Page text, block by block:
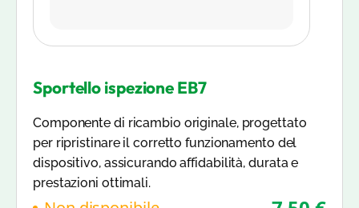
Sportello ispezione EB7
Componente di ricambio originale, progettato
per ripristinare il corretto funzionamento del
dispositivo, assicurando affidabilità, durata e
prestazioni ottimali.